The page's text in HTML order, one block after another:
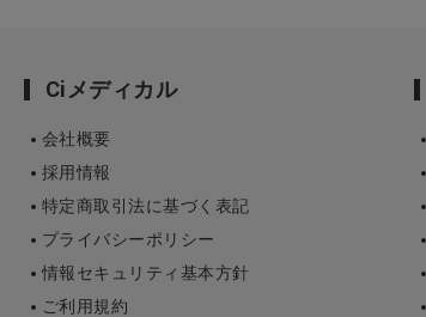
Ciメディカル
会社概要
採用情報
特定商取引法に基づく表記
プライバシーポリシー
情報セキュリティ基本方針
ご利用規約